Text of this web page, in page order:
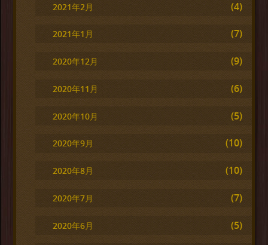
2021年2月 (4)
2021年1月 (7)
2020年12月 (9)
2020年11月 (6)
2020年10月 (5)
2020年9月 (10)
2020年8月 (10)
2020年7月 (7)
2020年6月 (5)